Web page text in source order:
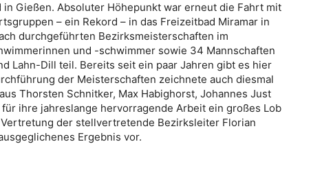
in Gießen. Absoluter Höhepunkt war erneut die Fahrt mit
– ein Rekord – in das Freizeitbad Miramar in
durchgeführten Bezirksmeisterschaften im
und -schwimmer sowie 34 Mannschaften
Lahn-Dill teil. Bereits seit ein paar Jahren gibt es hier
der Meisterschaften zeichnete auch diesmal
Thorsten Schnitker, Max Habighorst, Johannes Just
ihre jahreslange hervorragende Arbeit ein großes Lob
der stellvertretende Bezirksleiter Florian
Ergebnis vor.